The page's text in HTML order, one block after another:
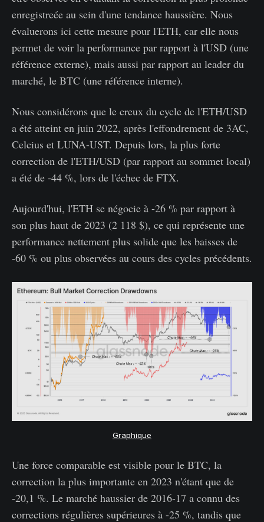
enregistreée au sein d'une tendance haussière. Nous
évaluerons ici cette mesure pour l'ETH, car elle nous
permet de voir la performance par rapport à l'USD (une
référence externe), mais aussi par rapport au leader du
marché, le BTC (une référence interne).
Nous considérons que le creux du cycle de l'ETH/USD
a été atteint en juin 2022, après l'effondrement de 3AC,
Celcius et LUNA-UST. Depuis lors, la plus forte
correction de l'ETH/USD (par rapport au sommet local)
a été de -44 %, lors de l'échec de FTX.
Aujourd'hui, l'ETH se négocie à -26 % par rapport à
son plus haut de 2023 (2 118 $), ce qui représente une
performance nettement plus solide que les baisses de
-60 % ou plus observées au cours des cycles précédents.
Graphique
Une force comparable est visible pour le BTC, la
correction la plus importante en 2023 n'étant que de
-20,1 %. Le marché haussier de 2016-17 a connu des
corrections régulières supérieures à -25 %, tandis que